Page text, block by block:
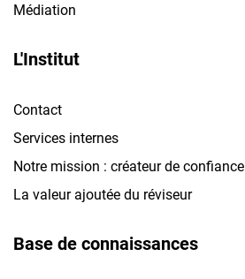
Médiation
L'Institut
Contact
Services internes
Notre mission : créateur de confiance
La valeur ajoutée du réviseur
Base de connaissances